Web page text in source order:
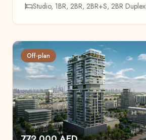
Studio, 1BR, 2BR, 2BR+S, 2BR Duplex
Off-plan